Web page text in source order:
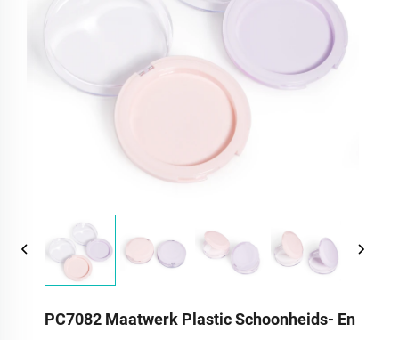
PC7082 Maatwerk Plastic Schoonheids- En